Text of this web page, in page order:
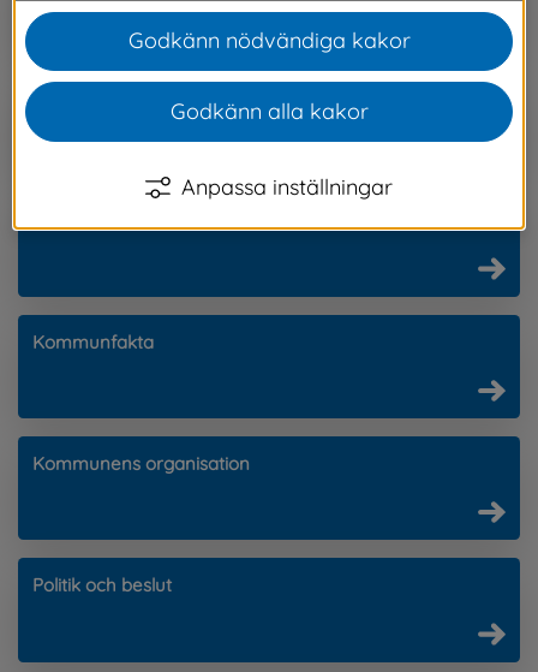
Hur kan jag påverka?
Kommunfakta
Kommunens organisation
Politik och beslut
Godkänn nödvändiga kakor
Godkänn alla kakor
Anpassa inställningar